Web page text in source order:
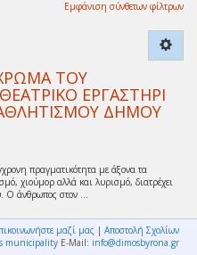
Εμφάνιση σύνθετων φίλτρων
ΤΟΥ
ΕΡΓΑΣΤΗΡΙ
ΔΗΜΟΥ
πραγματικότητα με άξονα τα
χιούμορ αλλά και λυρισμό, διατρέχει
Ο άνθρωπος στον ...
μαζί μας | Αποστολή Σχολίων
municipality E-Mail: info@dimosbyrona.gr